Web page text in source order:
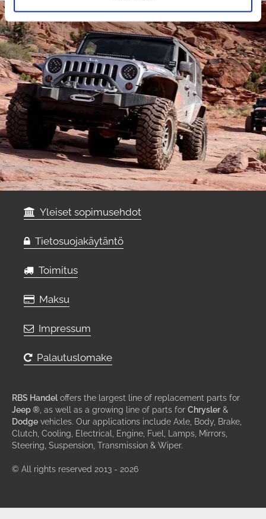
Yleiset sopimusehdot
Tietosuojakäytäntö
Toimitus
Maksu
Impressum
Palautuslomake
RBS Handel offers the largest line of replacement parts for
Jeep ® , as well as a growing line of parts for Chrysler &
Dodge vehicles. Our applications include Axle, Body, Brake,
Clutch, Cooling, Electrical, Engine, Fuel, Lamps, Mirrors,
Steering, Suspension, Transmission & Wiper.
© All rights reserved 2013 - 2026